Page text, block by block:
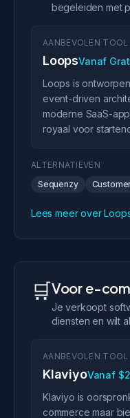
begeleiden met
AANBEVOLEN TOOL
LoopsVanaf
Loops is
event-driven
moderne SaaS-
royaal voor
ALTERNATIEVEN
Sequenzy
Lees meer over
🛒Voor e-
Je verkoopt
diensten en wilt
AANBEVOLEN TOOL
KlaviyoVanaf
Klaviyo is
commerce maar